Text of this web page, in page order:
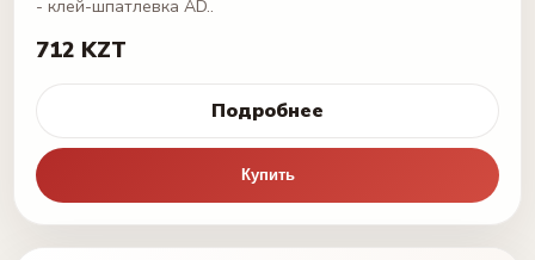
- клей-шпатлевка AD..
712 KZT
Подробнее
Купить